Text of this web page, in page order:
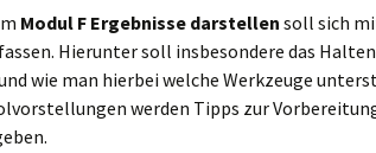
Modul F Ergebnisse darstellen soll sich
Hierunter soll insbesondere das
wie man hierbei welche Werkzeuge
werden Tipps zur